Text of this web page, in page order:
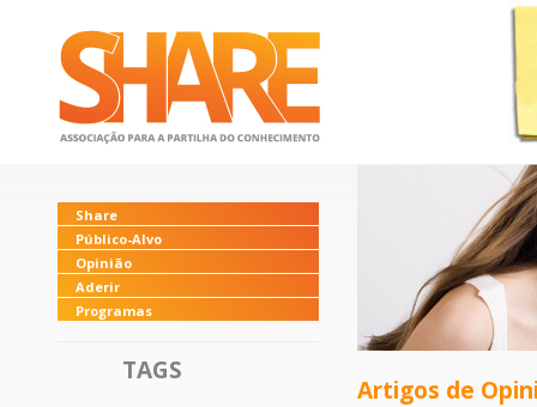
Share
Público-Alvo
Opinião
Aderir
Programas
TAGS
Artigos de